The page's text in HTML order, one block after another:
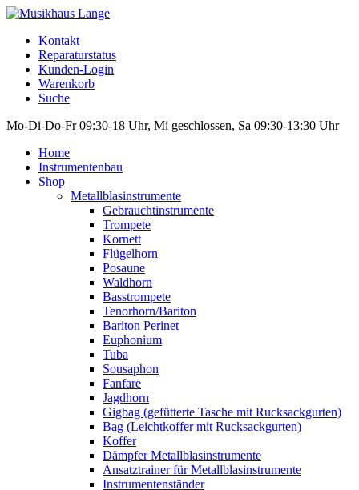
Kontakt
Reparaturstatus
Kunden-Login
Warenkorb
Suche
Mo-Di-Do-Fr 09:30-18 Uhr, Mi geschlossen, Sa 09:30-13:30 Uhr
Home
Instrumentenbau
Shop
Metallblasinstrumente
Gebrauchtinstrumente
Trompete
Kornett
Flügelhorn
Posaune
Waldhorn
Basstrompete
Tenorhorn/Bariton
Bariton Perinet
Euphonium
Tuba
Sousaphon
Fanfare
Jagdhorn
Gigbag (gefütterte Tasche mit Rucksackgurten)
Bag (Leichtkoffer mit Rucksackgurten)
Koffer
Dämpfer Metallblasinstrumente
Ansatztrainer für Metallblasinstrumente
Instrumentenständer